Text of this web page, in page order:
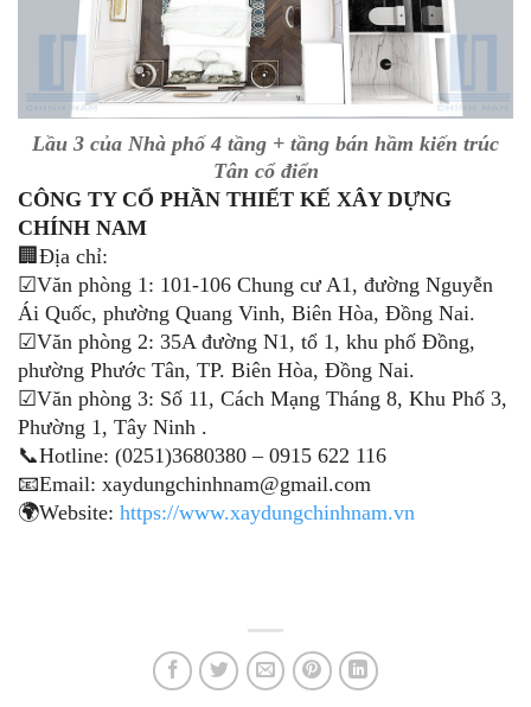
Lầu 3 của Nhà phố 4 tầng + tầng bán hầm kiến trúc
Tân cổ điển
CÔNG TY CỔ PHẦN THIẾT KẾ XÂY DỰNG
CHÍNH NAM
🏢Địa chỉ:
☑Văn phòng 1: 101-106 Chung cư A1, đường Nguyễn
Ái Quốc, phường Quang Vinh, Biên Hòa, Đồng Nai.
☑Văn phòng 2: 35A đường N1, tổ 1, khu phố Đồng,
phường Phước Tân, TP. Biên Hòa, Đồng Nai.
☑Văn phòng 3: Số 11, Cách Mạng Tháng 8, Khu Phố 3,
Phường 1, Tây Ninh .
📞Hotline: (0251)3680380 – 0915 622 116
📧Email: xaydungchinhnam@gmail.com
🌍Website: https://www.xaydungchinhnam.vn